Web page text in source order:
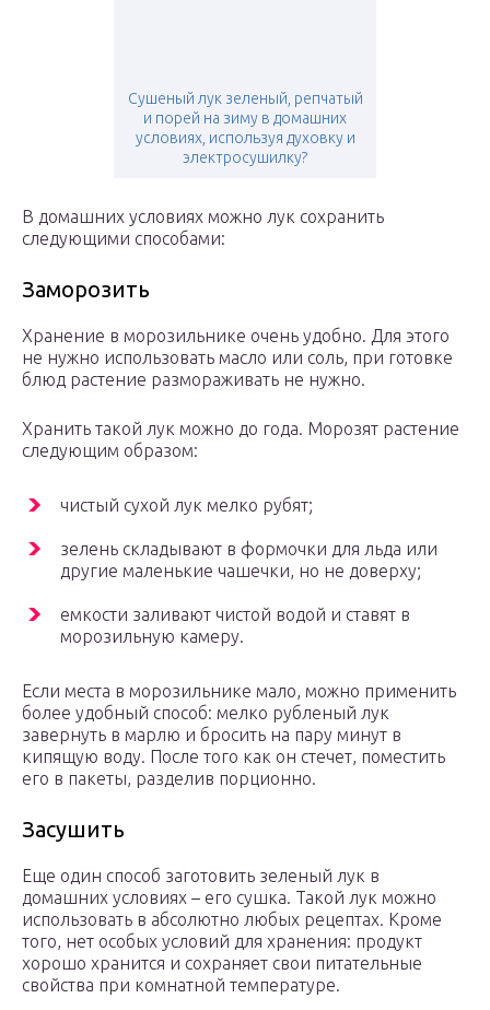
Сушеный лук зеленый, репчатый
и порей на зиму в домашних
условиях, используя духовку и
электросушилку?
В домашних условиях можно лук сохранить
следующими способами:
Заморозить
Хранение в морозильнике очень удобно. Для этого
не нужно использовать масло или соль, при готовке
блюд растение размораживать не нужно.
Хранить такой лук можно до года. Морозят растение
следующим образом:
чистый сухой лук мелко рубят;
зелень складывают в формочки для льда или
другие маленькие чашечки, но не доверху;
емкости заливают чистой водой и ставят в
морозильную камеру.
Если места в морозильнике мало, можно применить
более удобный способ: мелко рубленый лук
завернуть в марлю и бросить на пару минут в
кипящую воду. После того как он стечет, поместить
его в пакеты, разделив порционно.
Засушить
Еще один способ заготовить зеленый лук в
домашних условиях – его сушка. Такой лук можно
использовать в абсолютно любых рецептах. Кроме
того, нет особых условий для хранения: продукт
хорошо хранится и сохраняет свои питательные
свойства при комнатной температуре.